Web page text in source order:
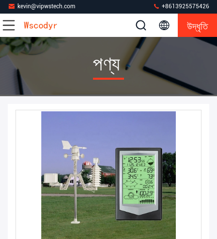
kevin@vipwstech.com +8613925575426
উদ্ধৃতি
পণ্য